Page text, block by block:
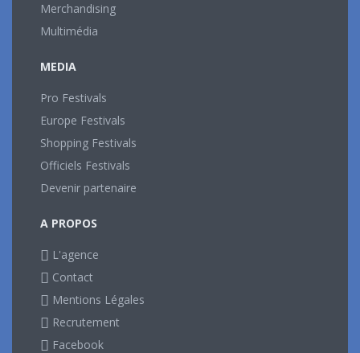
Merchandising
Multimédia
MEDIA
Pro Festivals
Europe Festivals
Shopping Festivals
Officiels Festivals
Devenir partenaire
A PROPOS
L'agence
Contact
Mentions Légales
Recrutement
Facebook